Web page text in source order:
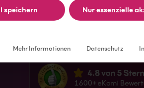
Firmen- und
speichern Nur essenzielle
Mehr Informationen Datenschutz